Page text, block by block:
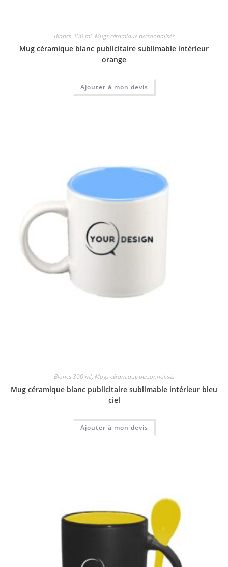
Blancs 300 ml, Mugs céramique personnalisés
Mug céramique blanc publicitaire sublimable intérieur
orange
Ajouter à mon devis
Blancs 300 ml, Mugs céramique personnalisés
Mug céramique blanc publicitaire sublimable intérieur bleu
ciel
Ajouter à mon devis